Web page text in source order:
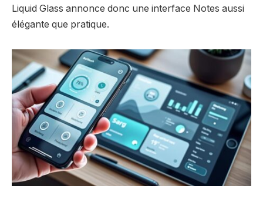
Liquid Glass annonce donc une interface Notes aussi
élégante que pratique.